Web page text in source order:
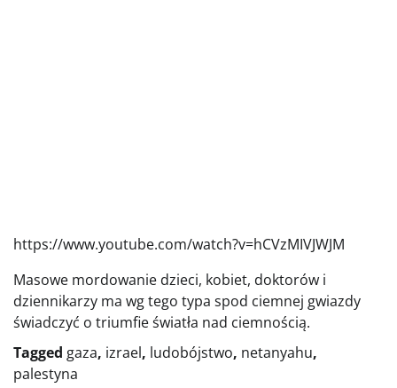
https://www.youtube.com/watch?v=hCVzMIVJWJM
Masowe mordowanie dzieci, kobiet, doktorów i
dziennikarzy ma wg tego typa spod ciemnej gwiazdy
świadczyć o triumfie światła nad ciemnością.
Tagged gaza, izrael, ludobójstwo, netanyahu,
palestyna